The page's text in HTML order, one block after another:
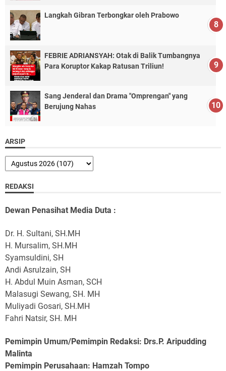
Langkah Gibran Terbongkar oleh Prabowo
FEBRIE ADRIANSYAH: Otak di Balik Tumbangnya
Para Koruptor Kakap Ratusan Triliun!
Sang Jenderal dan Drama "Omprengan" yang
Berujung Nahas
ARSIP
REDAKSI
Dewan Penasihat Media Duta :
Dr. H. Sultani, SH.MH
H. Mursalim, SH.MH
Syamsuldini, SH
Andi Asrulzain, SH
H. Abdul Muin Asman, SCH
Malasugi Sewang, SH. MH
Muliyadi Gosari, SH.MH
Fahri Natsir, SH. MH
Pemimpin Umum/Pemimpin Redaksi: Drs.P. Aripudding
Malinta
Pemimpin Perusahaan: Hamzah Tompo